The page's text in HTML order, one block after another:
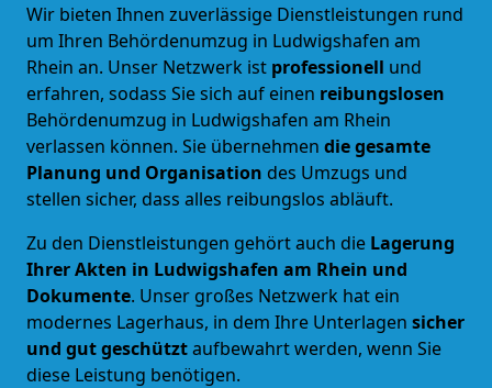
Wir bieten Ihnen zuverlässige Dienstleistungen rund
um Ihren Behördenumzug in Ludwigshafen am
Rhein an. Unser Netzwerk ist professionell und
erfahren, sodass Sie sich auf einen reibungslosen
Behördenumzug in Ludwigshafen am Rhein
verlassen können. Sie übernehmen die gesamte
Planung und Organisation des Umzugs und
stellen sicher, dass alles reibungslos abläuft.
Zu den Dienstleistungen gehört auch die Lagerung
Ihrer Akten in Ludwigshafen am Rhein und
Dokumente. Unser großes Netzwerk hat ein
modernes Lagerhaus, in dem Ihre Unterlagen sicher
und gut geschütztaufbewahrt werden, wenn Sie
diese Leistung benötigen.